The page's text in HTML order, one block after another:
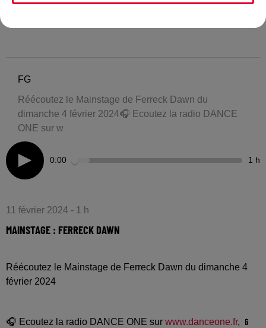
FG
Réécoutez le Mainstage de Ferreck Dawn du
dimanche 4 février 2024🎧 Ecoutez la radio DANCE
ONE sur w
0:00 1 h
11 février 2024 - 1 h
MAINSTAGE : FERRECK DAWN
Réécoutez le Mainstage de Ferreck Dawn du dimanche 4
février 2024
🎧 Ecoutez la radio DANCE ONE sur www.danceone.fr, 📱